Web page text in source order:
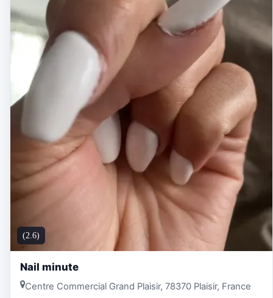
(2.6)
Nail minute
Centre Commercial Grand Plaisir, 78370 Plaisir, France